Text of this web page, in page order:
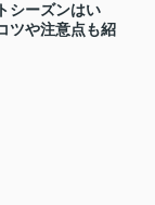
シーズンはい
ツや注意点も紹